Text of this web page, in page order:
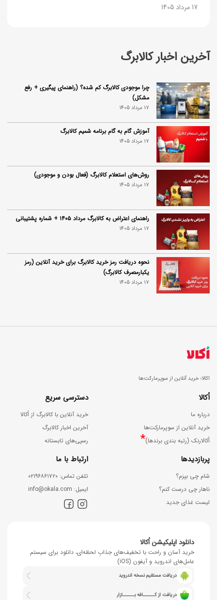
آخرین اخبار کالابرگ
چرا موجودی کالابرگ کم شده؟ (راهنمای پیگیری + رفع
مشکل)
17 مرداد 1405
آموزش گام به گام برنامه شمیم کالابرگ
17 مرداد 1405
روش‌های استعلام کالابرگ (فعال بودن و موجودی)
17 مرداد 1405
راهنمای اعتراض به کالابرگ مرداد ۱۴۰۵ + شماره پشتیبانی
17 مرداد 1405
نحوه دریافت رمز خرید کالابرگ برای خرید آنلاین (رمز
یکبارمصرف کالابرگ)
17 مرداد 1405
17 مرداد 1405
اکالا؛ خرید آنلاین از سوپرمارکت‌ها
اُکالا
درباره ما
خرید آنلاین از سوپرمارکت‌ها
اُکالارنک (رتبه بندی برندها)*
دسترسی سریع
خرید آنلاین با کالابرگ از اُکالا
آخرین اخبار کالابرگ
رسپی‌های تابستانه
پربازدیدها
شام چی بپزم؟
ناهار چی درست کنم؟
لیست غذای جدید
ارتباط با ما
ﺗﻠﻔﻦ ﺗﻤﺎس: ۰۲۱۹۶۸۶۱۷۲۰
اﯾﻤﯿﻞ: info@okala.com
دانلود اپلیکیشن اُکالا
خرید آسان و راحت با تخفیف‌های جذابِ لحظه‌ای، دانلود برای سیستم
عامل‌های اندروید و آیفون (iOS)
دریافت مستقیم نسخه اندروید
دریافت از کــــــافه بــــــازار